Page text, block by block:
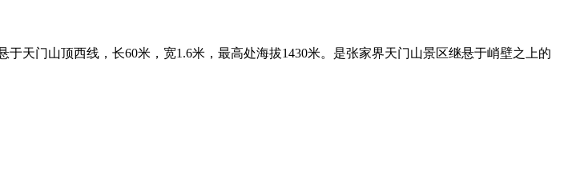
天门山顶西线，长60米，宽1.6米，最高处海拔1430米。是张家界天门山景区继悬于峭壁之上的